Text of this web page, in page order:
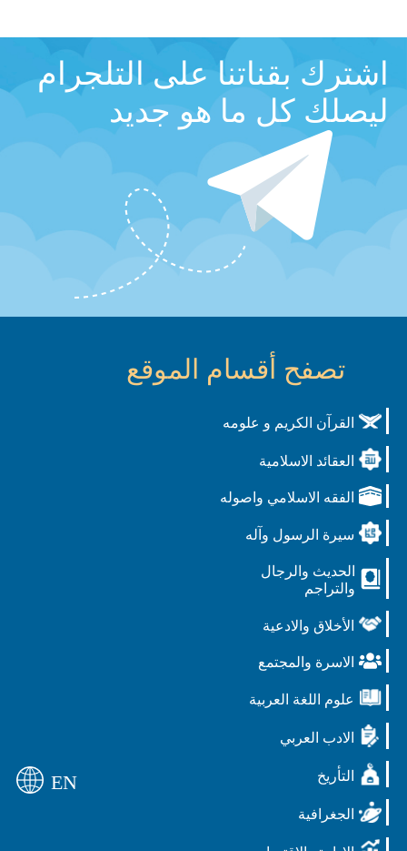
اشترك بقناتنا على التلجرام
ليصلك كل ما هو جديد
تصفح أقسام الموقع
القرآن الكريم و علومه
العقائد الاسلامية
الفقه الاسلامي واصوله
سيرة الرسول وآله
الحديث والرجال
والتراجم
الأخلاق والادعية
الاسرة والمجتمع
علوم اللغة العربية
الادب العربي
التأريخ
الجغرافية
EN